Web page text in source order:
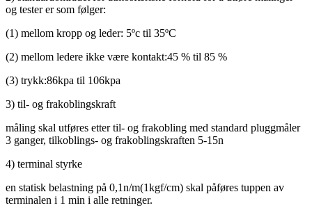
og tester er som følger:
(1) mellom kropp og leder: 5ºc til 35ºC
(2) mellom ledere ikke være kontakt:45 % til 85 %
(3) trykk:86kpa til 106kpa
3) til- og frakoblingskraft
måling skal utføres etter til- og frakobling med standard pluggmåler
3 ganger, tilkoblings- og frakoblingskraften 5-15n
4) terminal styrke
en statisk belastning på 0,1n/m(1kgf/cm) skal påføres tuppen av
terminalen i 1 min i alle retninger.